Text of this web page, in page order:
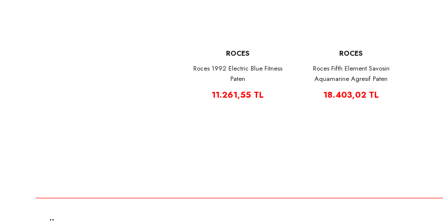
ROCES
Roces 1992 Electric Blue Fitness
Paten
11.261,55 TL
ROCES
Roces Fifth Element Savosin
Aquamarine Agresif Paten
18.403,02 TL